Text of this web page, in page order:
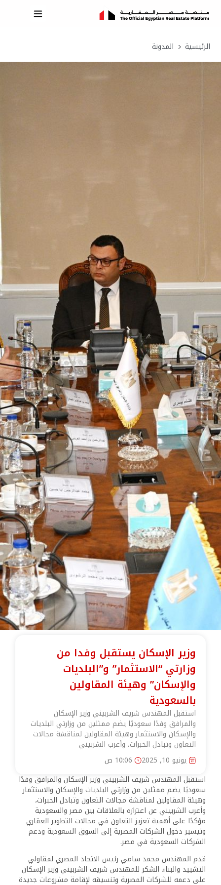
الرئيسية المدونة
وزير الإسكان يستقبل وفدا من
وزارتي “الاستثمار” و”البلديات
والإسكان” وهيئة المقاولين
بالسعودية
استقبل المهندس شريف الشربيني وزير الإسكان
والمرافق وفدًا سعوديًا يضم ممثلين من وزارتي البلديات
والإسكان والاستثمار وهيئة المقاولين لمناقشة مجالات
التعاون وتبادل الخبرات، وأعرب الشربيني
يونيو 10, 2025
10:06 ص
استقبل المهندس شريف الشربيني وزير الإسكان والمرافق وفدًا
سعوديًا يضم ممثلين من وزارتي البلديات والإسكان والاستثمار
وهيئة المقاولين لمناقشة مجالات التعاون وتبادل الخبرات،
وأعرب الشربيني عن اعتزازه بالعلاقات بين مصر والسعودية
مؤكدًا على أهمية تعزيز التعاون في مجالات التطوير العقاري
وتيسير دخول الشركات المصرية إلى السوق السعودية ودعم
الشركات السعودية في مصر.
قدم المهندس محمد سامي رئيس الاتحاد المصري لمقاولي
التشييد والبناء الشكر للمهندس شريف الشربيني وزير الإسكان
على دعمه للشركات المصرية وتنسيقه لإقامة مشروعات جديدة